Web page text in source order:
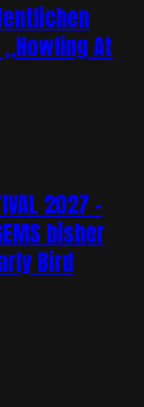
At
2027 –
bisher
Bird